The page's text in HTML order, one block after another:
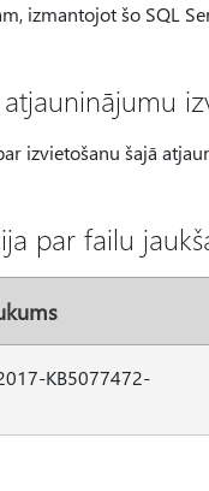
izmantojot šo SQL
atjauninājumu
izvietošanu šajā
par failu
KB5077472-